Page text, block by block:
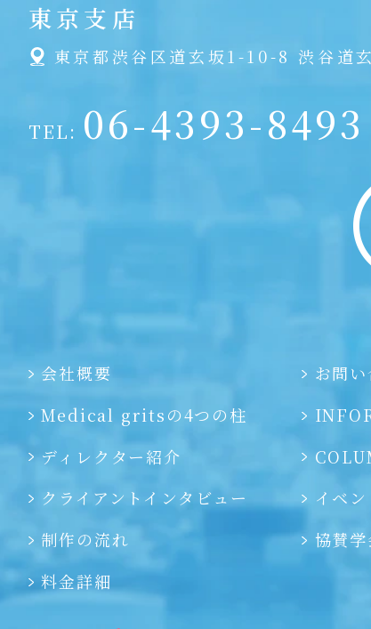
東京支店
東京都渋谷区道玄坂1-10-8 渋谷道
TEL: 06-4393-8493
会社概要
Medical gritsの4つの柱
ディレクター紹介
クライアントインタビュー
制作の流れ
料金詳細
お問
イベ
協賛